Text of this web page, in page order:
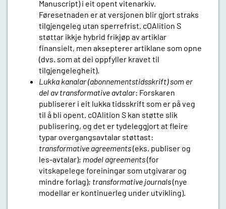
Manuscript) i eit opent vitenarkiv.
Føresetnaden er at versjonen blir gjort straks
tilgjengeleg utan sperrefrist. cOAlition S
støttar ikkje hybrid frikjøp av artiklar
finansielt, men aksepterer artiklane som opne
(dvs. som at dei oppfyller kravet til
tilgjengelegheit).
Lukka kanalar (abonnementstidsskrift) som er
del av transformative avtalar: Forskaren
publiserer i eit lukka tidsskrift som er på veg
til å bli opent. cOAlition S kan støtte slik
publisering, og det er tydeleggjort at fleire
typar overgangsavtalar støttast:
transformative agreements(eks. publiser og
les-avtalar); model agreements(for
vitskapelege foreiningar som utgivarar og
mindre forlag); transformative journals(nye
modellar er kontinuerleg under utvikling).